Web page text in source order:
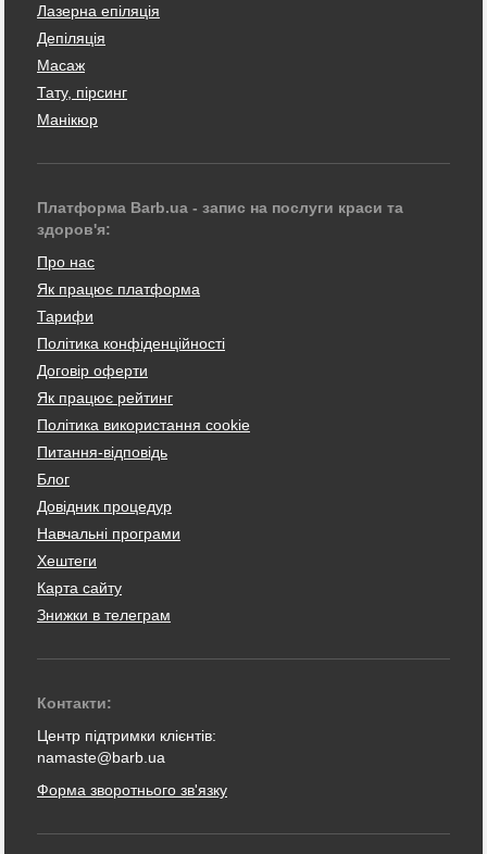
Лазерна епіляція
Депіляція
Масаж
Тату, пірсинг
Манікюр
Платформа Barb.ua - запис на послуги краси та
здоров'я:
Про нас
Як працює платформа
Тарифи
Політика конфіденційності
Договір оферти
Як працює рейтинг
Політика використання cookie
Питання-відповідь
Блог
Довідник процедур
Навчальні програми
Хештеги
Карта сайту
Знижки в телеграм
Контакти:
Центр підтримки клієнтів:
namaste@barb.ua
Форма зворотнього зв'язку